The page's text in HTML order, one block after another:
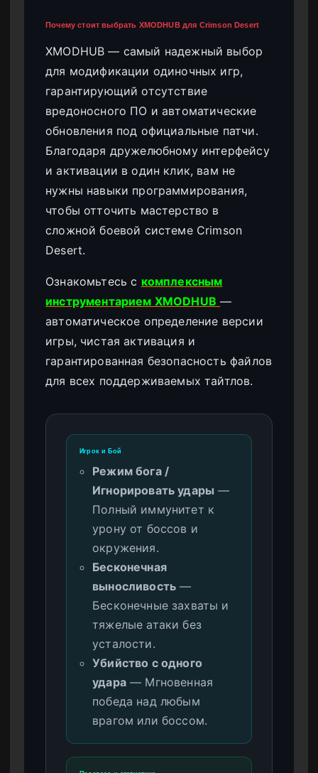
Почему стоит выбрать XMODHUB для Crimson Desert
XMODHUB — самый надежный выбор
для модификации одиночных игр,
гарантирующий отсутствие
вредоносного ПО и автоматические
обновления под официальные патчи.
Благодаря дружелюбному интерфейсу
и активации в один клик, вам не
нужны навыки программирования,
чтобы отточить мастерство в
сложной боевой системе Crimson
Desert.
Ознакомьтесь с комплексным
инструментарием XMODHUB —
автоматическое определение версии
игры, чистая активация и
гарантированная безопасность файлов
для всех поддерживаемых тайтлов.
Игрок и Бой
Режим бога /
Игнорировать удары —
Полный иммунитет к
урону от боссов и
окружения.
Бесконечная
выносливость —
Бесконечные захваты и
тяжелые атаки без
усталости.
Убийство с одного
удара— Мгновенная
победа над любым
врагом или боссом.